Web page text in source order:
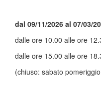
dal 09/11/2026 al 07/03/
dalle ore 10.00 alle ore
dalle ore 15.00 alle ore
(chiuso: sabato